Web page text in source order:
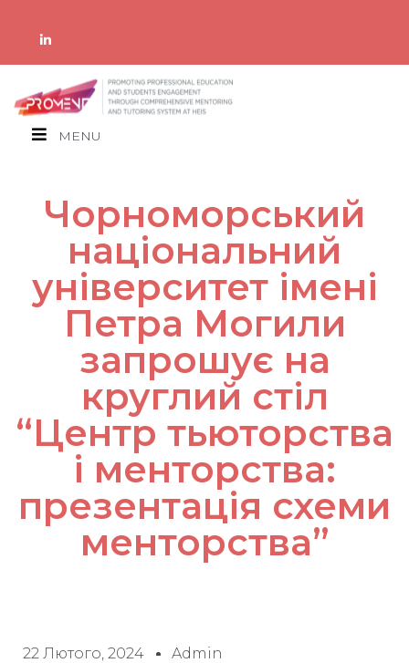
MENU
Чорноморський
національний
університет імені
Петра Могили
запрошує на
круглий стіл
“Центр тьюторства
і менторства:
презентація схеми
менторства”
22 Лютого, 2024 Admin